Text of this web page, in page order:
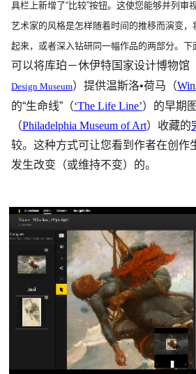
具栏上新增了“比较”按钮。这使您能够并列审
艺术家的风格是怎样随着时间的推移而演变
起来，或者深入钻研同一幅作品的两部分。下
可以将库珀－休伊特国家设计博物馆
Design Museum）提供温斯洛•荷马（
的“生命线”（‘The Life Line’）的早期
（Philadelphia Museum of Art）收藏的
较。这种方式可让您看到作者在创作
发生改变（或维持不变）的。